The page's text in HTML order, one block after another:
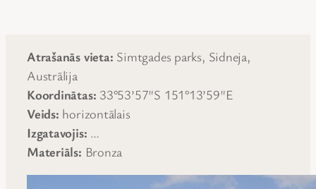
Atrašanās vieta: Simtgades parks, Sidneja,
Austrālija
Koordinātas: 33°53’57″S 151°13’59″E
Veids: horizontālais
Izgatavojis: …
Materiāls: Bronza